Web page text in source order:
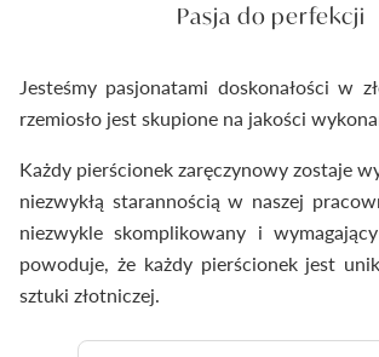
Pasja do perfekcji
Jesteśmy pasjonatami doskonałości w
rzemiosło jest skupione na jakości
Każdy pierścionek zaręczynowy zostaje
niezwykłą starannością w naszej
niezwykle skomplikowany i
powoduje, że każdy pierścionek jest
sztuki złotniczej.